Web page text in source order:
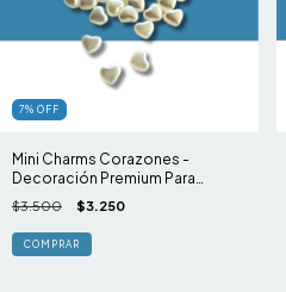
7% OFF
Mini Charms Corazones -
Decoración Premium Para
Fundas
$3.500 $3.250